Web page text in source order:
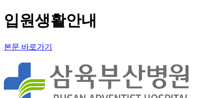
입원생활안내
본문 바로가기